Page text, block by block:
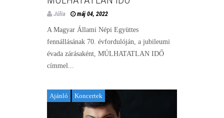
Júlia máj 04, 2022
A Magyar Állami Népi Együttes
fennállásának 70. évfordulóján, a jubileumi
évada zárásaként, MÚLHATATLAN IDŐ
címmel...
Ajánló Koncertek